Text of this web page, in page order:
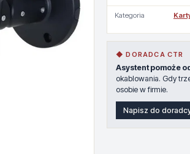
Kategoria
◆ DORADCA CTR
Asystent pomoże
okablowania. Gdy
osobie w firmie.
Napisz do